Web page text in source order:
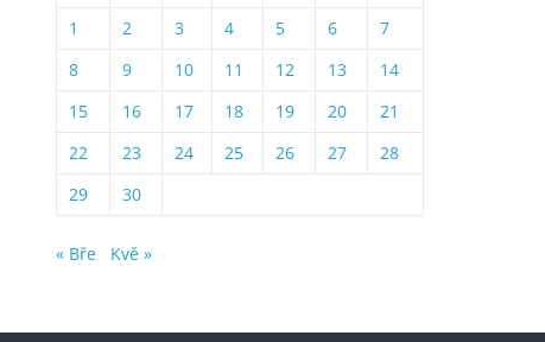
1
2 3 4 5 6
7
8
9 10 11 12 13
14
15
16 17 18 19 20
21
22
23 24 25 26 27
28
29
30
« Bře Kvě »